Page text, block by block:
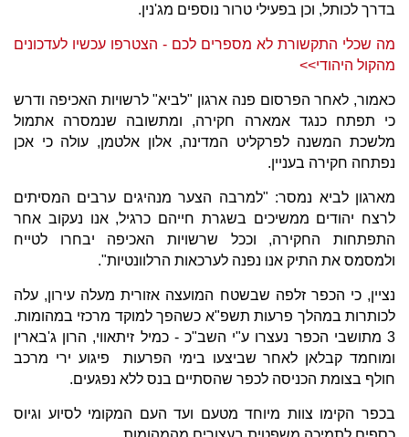
בדרך לכותל, וכן בפעילי טרור נוספים מג'נין.
מה שכלי התקשורת לא מספרים לכם - הצטרפו עכשיו לעדכונים
מהקול היהודי>>
כאמור, לאחר הפרסום פנה ארגון "לביא" לרשויות האכיפה ודרש
כי תפתח כנגד אמארה חקירה, ומתשובה שנמסרה אתמול
מלשכת המשנה לפרקליט המדינה, אלון אלטמן, עולה כי אכן
נפתחה חקירה בעניין.
מארגון לביא נמסר: "למרבה הצער מנהיגים ערבים המסיתים
לרצח יהודים ממשיכים בשגרת חייהם כרגיל, אנו נעקוב אחר
התפתחות החקירה, וככל שרשויות האכיפה יבחרו לטייח
ולמסמס את התיק אנו נפנה לערכאות הרלוונטיות".
נציין, כי הכפר זלפה שבשטח המועצה אזורית מעלה עירון, עלה
לכותרות במהלך פרעות תשפ"א כשהפך למוקד מרכזי במהומות.
3 מתושבי הכפר נעצרו ע"י השב"כ - כמיל זיתאווי, הרון ג'בארין
ומוחמד קבלאן לאחר שביצעו בימי הפרעות פיגוע ירי מרכב
חולף בצומת הכניסה לכפר שהסתיים בנס ללא נפגעים.
בכפר הקימו צוות מיוחד מטעם ועד העם המקומי לסיוע וגיוס